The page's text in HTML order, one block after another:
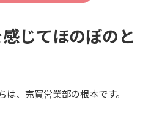
じてほのぼのと
は、売買営業部の根本です。